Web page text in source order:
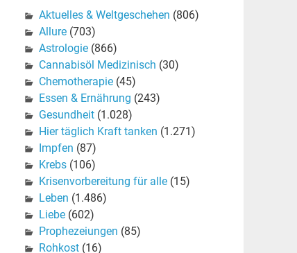
Aktuelles & Weltgeschehen (806)
Allure(703)
Astrologie(866)
Cannabisöl Medizinisch (30)
Chemotherapie(45)
Essen & Ernährung (243)
Gesundheit(1.028)
Hier täglich Kraft tanken (1.271)
Impfen (87)
Krebs(106)
Krisenvorbereitung für alle(15)
Leben (1.486)
Liebe(602)
Prophezeiungen (85)
Rohkost(16)